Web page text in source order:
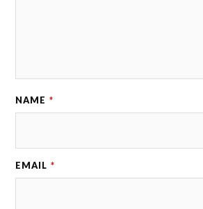
NAME *
EMAIL *